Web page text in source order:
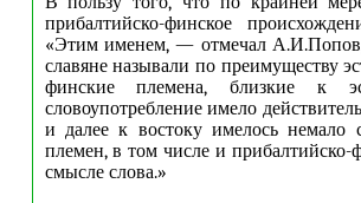
прибалтийско-финское
«Этим именем, — отмечал
славяне называли по преимуществу
финские племена, близкие к
словоупотребление имело
и далее к востоку имелось немало
племен, в том числе и прибалтийско-
смысле слова.»